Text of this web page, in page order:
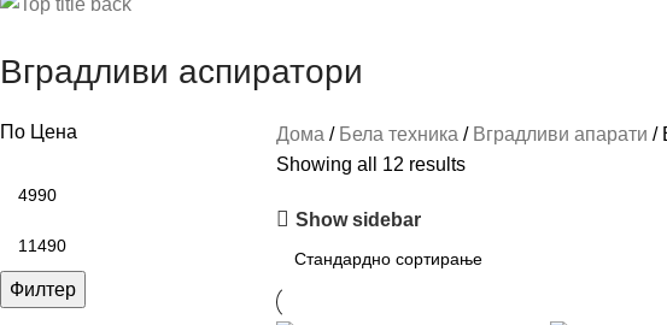
Вградливи аспиратори
По Цена
Филтер
Дома Бела техника Вградливи апарати
Showing all 12 results
Show sidebar